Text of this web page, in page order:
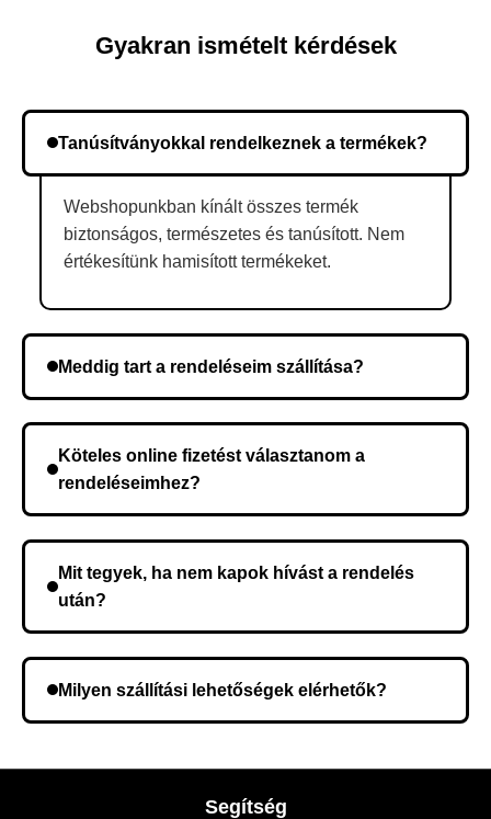
Gyakran ismételt kérdések
Tanúsítványokkal rendelkeznek a termékek?
Webshopunkban kínált összes termék
biztonságos, természetes és tanúsított. Nem
értékesítünk hamisított termékeket.
Meddig tart a rendeléseim szállítása?
kerül, és ez az időtartam függ a szállítási címtől.
Köteles online fizetést választanom a
rendeléseimhez?
Mit tegyek, ha nem kapok hívást a rendelés
után?
meg a rendelést.
Milyen szállítási lehetőségek elérhetők?
legmegfelelőbb szállítási módot.
Segítség